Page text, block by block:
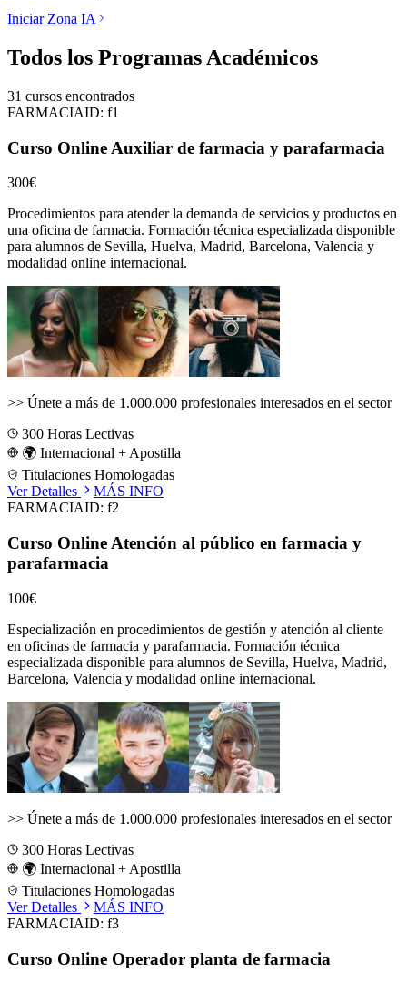
Iniciar Zona IA
Todos los Programas Académicos
31 cursos encontrados
FARMACIAID: f1
Curso Online Auxiliar de farmacia y parafarmacia
300€
Procedimientos para atender la demanda de servicios y productos en
una oficina de farmacia. Formación técnica especializada disponible
para alumnos de Sevilla, Huelva, Madrid, Barcelona, Valencia y
modalidad online internacional.
>> Únete a más de 1.000.000 profesionales interesados en el sector
300 Horas Lectivas
🌍 Internacional + Apostilla
Titulaciones Homologadas
Ver Detalles
MÁS INFO
FARMACIAID: f2
Curso Online Atención al público en farmacia y
parafarmacia
100€
Especialización en procedimientos de gestión y atención al cliente
en oficinas de farmacia y parafarmacia. Formación técnica
especializada disponible para alumnos de Sevilla, Huelva, Madrid,
Barcelona, Valencia y modalidad online internacional.
>> Únete a más de 1.000.000 profesionales interesados en el sector
300 Horas Lectivas
🌍 Internacional + Apostilla
Titulaciones Homologadas
Ver Detalles
MÁS INFO
FARMACIAID: f3
Curso Online Operador planta de farmacia